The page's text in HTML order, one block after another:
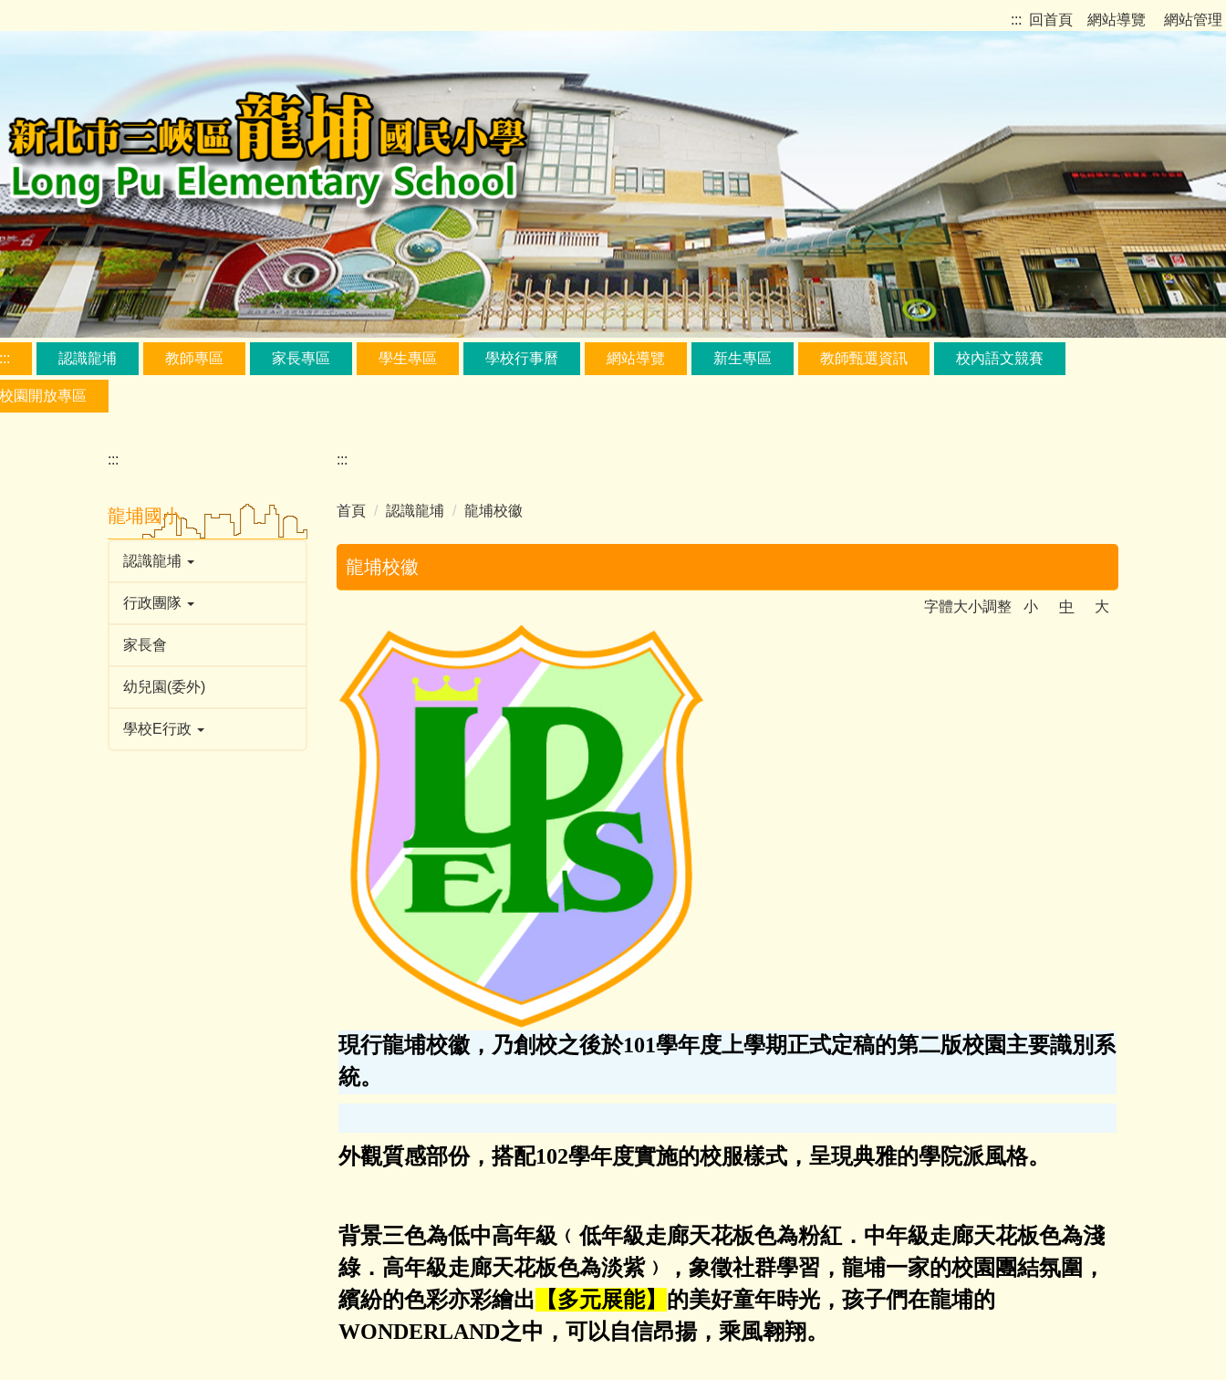
到
容
區
::: 回首頁 網站導覽 網站管理
::: 認識龍埔 教師專區 家長專區 學生專區 學校行事曆 網站導覽 新生專區 教師甄選資訊 校內語文競賽
校園開放專區
:::
龍埔國小
認識龍埔
行政團隊
家長會
幼兒園(委外)
學校E行政
:::
首頁 認識龍埔 龍埔校徽
龍埔校徽
字體大小調整 小 中 大
現行龍埔校徽，乃創校之後於101學年度上學期正式定稿的第二版校園主要識別系
統。
外觀質感部份，搭配102學年度實施的校服樣式，呈現典雅的學院派風格。
背景三色為低中高年級﹙低年級走廊天花板色為粉紅．中年級走廊天花板色為淺
綠．高年級走廊天花板色為淡紫﹚，象徵社群學習，龍埔一家的校園團結氛圍，
繽紛的色彩亦彩繪出 【多元展能】 的美好童年時光，孩子們在龍埔的
WONDERLAND之中，可以自信昂揚，乘風翱翔。